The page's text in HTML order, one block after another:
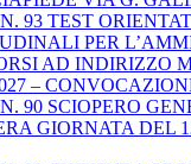
93 TEST
PER
AD INDIRIZZO
–
90 SCIOPERO
GIORNATA DEL